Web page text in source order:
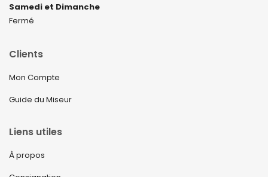
Samedi et Dimanche
Fermé
Clients
Mon Compte
Guide du Miseur
Liens utiles
À propos